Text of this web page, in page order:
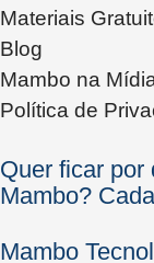
Materiais
Blog
Mambo na
Política de
Quer ficar por
Mambo?
Mambo